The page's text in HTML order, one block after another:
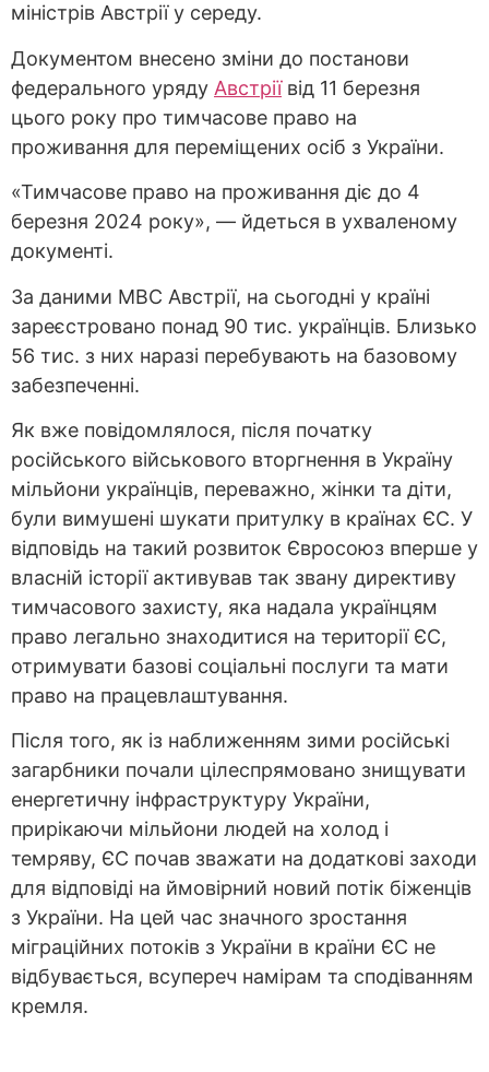
міністрів Австрії у середу.
Документом внесено зміни до постанови
федерального уряду Австріївід 11 березня
цього року про тимчасове право на
проживання для переміщених осіб з України.
«Тимчасове право на проживання діє до 4
березня 2024 року», — йдеться в ухваленому
документі.
За даними МВС Австрії, на сьогодні у країні
зареєстровано понад 90 тис. українців. Близько
56 тис. з них наразі перебувають на базовому
забезпеченні.
Як вже повідомлялося, після початку
російського військового вторгнення в Україну
мільйони українців, переважно, жінки та діти,
були вимушені шукати притулку в країнах ЄС. У
відповідь на такий розвиток Євросоюз вперше у
власній історії активував так звану директиву
тимчасового захисту, яка надала українцям
право легально знаходитися на території ЄС,
отримувати базові соціальні послуги та мати
право на працевлаштування.
Після того, як із наближенням зими російські
загарбники почали цілеспрямовано знищувати
енергетичну інфраструктуру України,
прирікаючи мільйони людей на холод і
темряву, ЄС почав зважати на додаткові заходи
для відповіді на ймовірний новий потік біженців
з України. На цей час значного зростання
міграційних потоків з України в країни ЄС не
відбувається, всупереч намірам та сподіванням
кремля.